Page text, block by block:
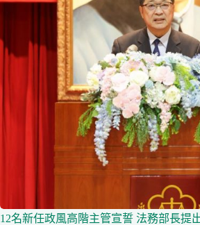
12名新任政風高階主管宣誓 法務部長提